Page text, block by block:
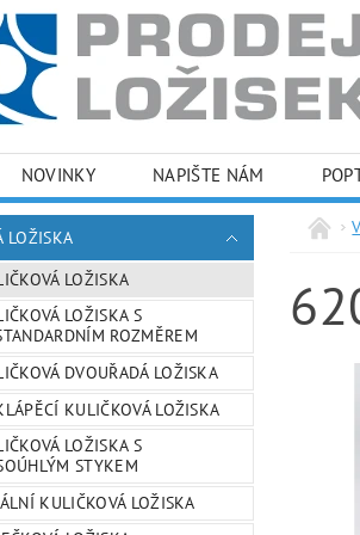
NOVINKY NAPIŠTE NÁM
OCHRANY OSOBNÍCH ÚDAJŮ
LOŽISKA
LOŽISKA
LOŽISKA S
ROZMĚREM
DVOUŘADÁ LOŽISKA
KULIČKOVÁ LOŽISKA
LOŽISKA S
STYKEM
KULIČKOVÁ LOŽISKA